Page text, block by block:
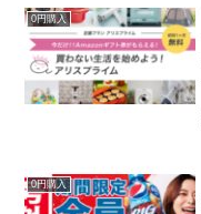
0円購入
0円購入